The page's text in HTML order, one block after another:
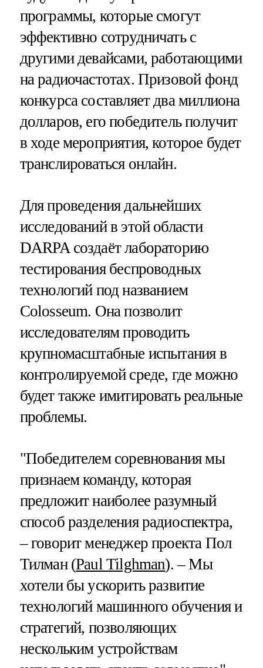
программы, которые смогут
эффективно сотрудничать с
другими девайсами, работающими
на радиочастотах. Призовой фонд
конкурса составляет два миллиона
долларов, его победитель получит
в ходе мероприятия, которое будет
транслироваться онлайн.
Для проведения дальнейших
исследований в этой области
DARPA создаёт лабораторию
тестирования беспроводных
технологий под названием
Colosseum. Она позволит
исследователям проводить
крупномасштабные испытания в
контролируемой среде, где можно
будет также имитировать реальные
проблемы.
"Победителем соревнования мы
признаем команду, которая
предложит наиболее разумный
способ разделения радиоспектра,
– говорит менеджер проекта Пол
Тилман (Paul Tilghman). – Мы
хотели бы ускорить развитие
технологий машинного обучения и
стратегий, позволяющих
нескольким устройствам